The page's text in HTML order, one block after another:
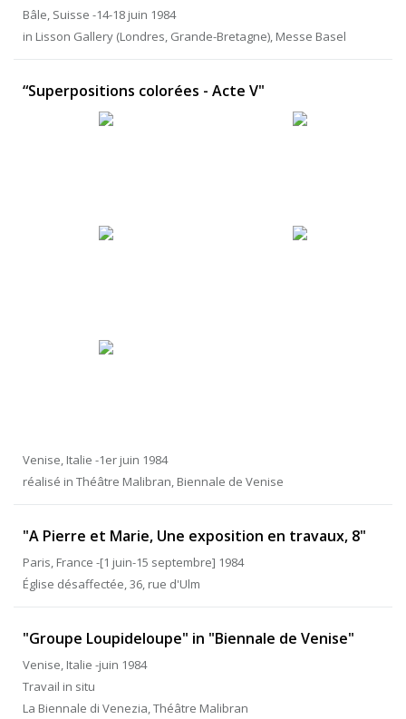
Bâle, Suisse -14-18 juin 1984
in Lisson Gallery (Londres, Grande-Bretagne), Messe Basel
“Superpositions colorées - Acte V"
Venise, Italie -1er juin 1984
réalisé in Théâtre Malibran, Biennale de Venise
"A Pierre et Marie, Une exposition en travaux, 8"
Paris, France -[1 juin-15 septembre] 1984
Église désaffectée, 36, rue d'Ulm
"Groupe Loupideloupe" in "Biennale de Venise"
Venise, Italie -juin 1984
Travail in situ
La Biennale di Venezia, Théâtre Malibran